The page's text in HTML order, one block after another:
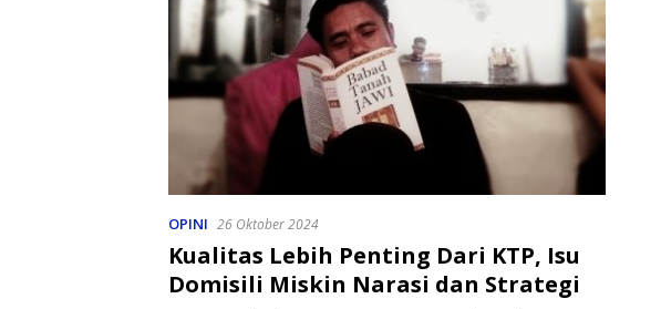
OPINI 26 Oktober 2024
Kualitas Lebih Penting Dari KTP, Isu
Domisili Miskin Narasi dan Strategi